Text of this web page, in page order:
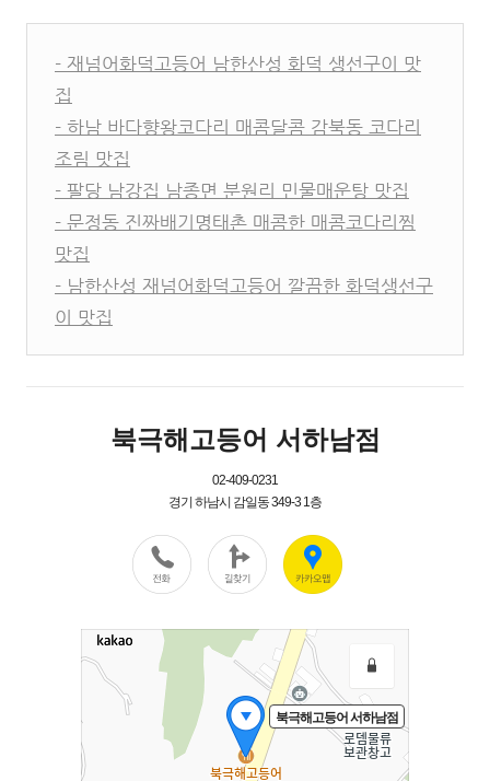
- 재넘어화덕고등어 남한산성 화덕 생선구이 맛
집
- 하남 바다향왕코다리 매콤달콤 감북동 코다리
조림 맛집
- 팔당 남강집 남종면 분원리 민물매운탕 맛집
- 문정동 진짜배기명태촌 매콤한 매콤코다리찜
맛집
- 남한산성 재넘어화덕고등어 깔끔한 화덕생선구
이 맛집